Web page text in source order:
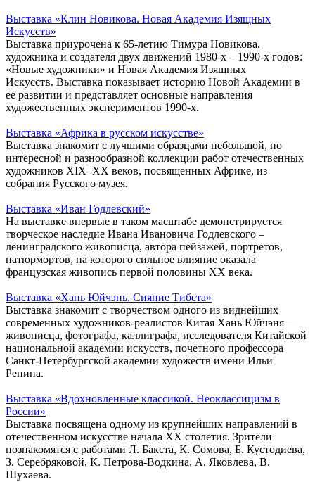
Выставка «Клин Новикова. Новая Академия Изящных
Искусств»
Выставка приурочена к 65-летию Тимура Новикова,
художника и создателя двух движений 1980-х – 1990-х годов:
«Новые художники» и Новая Академия Изящных
Искусств. Выставка показывает историю Новой Академии в
ее развитии и представляет основные направления
художественных экспериментов 1990-х.
Выставка «Африка в русском искусстве»
Выставка знакомит с лучшими образцами небольшой, но
интересной и разнообразной коллекции работ отечественных
художников XIX–XX веков, посвященных Африке, из
собрания Русского музея.
Выставка «Иван Годлевский»
На выставке впервые в таком масштабе демонстрируется
творческое наследие Ивана Ивановича Годлевского –
ленинградского живописца, автора пейзажей, портретов,
натюрмортов, на которого сильное влияние оказала
французская живопись первой половины ХХ века.
Выставка «Хань Юйчэнь. Сияние Тибета»
Выставка знакомит с творчеством одного из виднейших
современных художников-реалистов Китая Хань Юйчэня –
живописца, фотографа, каллиграфа, исследователя Китайской
национальной академии искусств, почетного профессора
Санкт-Петербургской академии художеств имени Ильи
Репина.
Выставка «Вдохновленные классикой. Неоклассицизм в
России»
Выставка посвящена одному из крупнейших направлений в
отечественном искусстве начала XX столетия. Зрители
познакомятся с работами Л. Бакста, К. Сомова, Б. Кустодиева,
З. Серебряковой, К. Петрова-Водкина, А. Яковлева, В.
Шухаева.